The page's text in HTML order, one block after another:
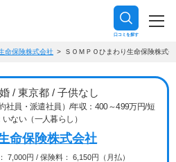
口コミを探す
命保険株式会社 ＳＯＭＰＯひまわり生命保険株式
/ 東京都 / 子供なし
社員・派遣社員）/年収：400～499万円/短
ない（一人暮らし）
命保険株式会社
7,000円 / 保険料： 6,150円（月払）